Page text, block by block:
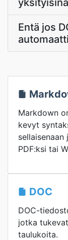
Entä jos
Markdown
kevyt
sellaisenaan
PDF:ksi tai
DOC
DOC-
jotka
taulukoita.